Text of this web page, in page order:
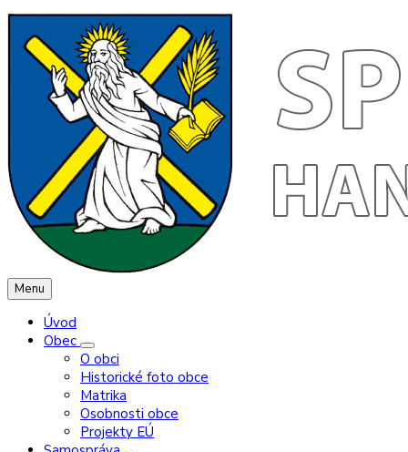
Menu
Úvod
Obec
O obci
Historické foto obce
Matrika
Osobnosti obce
Projekty EÚ